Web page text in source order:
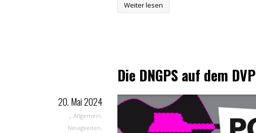
Weiter lesen
Die DNGPS auf dem
20. Mai 2024
, Allgemein,
Neuigkeiten,